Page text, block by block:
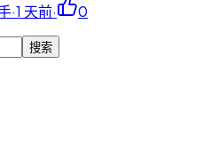
·1 天前· 0
搜索